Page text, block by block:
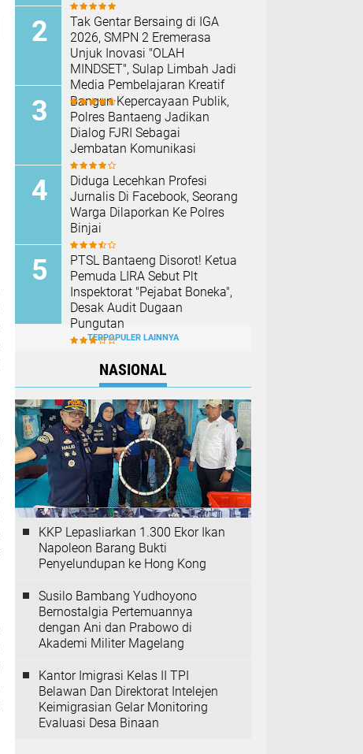
Tak Gentar Bersaing di IGA
2026, SMPN 2 Eremerasa
Unjuk Inovasi "OLAH
MINDSET", Sulap Limbah Jadi
Media Pembelajaran Kreatif
Bangun Kepercayaan Publik,
Polres Bantaeng Jadikan
Dialog FJRI Sebagai
Jembatan Komunikasi
Diduga Lecehkan Profesi
Jurnalis Di Facebook, Seorang
Warga Dilaporkan Ke Polres
Binjai
PTSL Bantaeng Disorot! Ketua
Pemuda LIRA Sebut Plt
Inspektorat "Pejabat Boneka",
Desak Audit Dugaan
Pungutan
TERPOPULER LAINNYA
NASIONAL
KKP Lepasliarkan 1.300 Ekor Ikan
Napoleon Barang Bukti
Penyelundupan ke Hong Kong
Susilo Bambang Yudhoyono
Bernostalgia Pertemuannya
dengan Ani dan Prabowo di
Akademi Militer Magelang
Kantor Imigrasi Kelas II TPI
Belawan Dan Direktorat Intelejen
Keimigrasian Gelar Monitoring
Evaluasi Desa Binaan